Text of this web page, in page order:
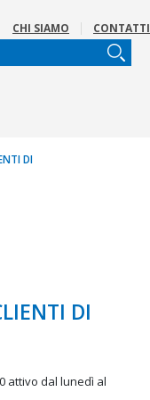
CHI SIAMO CONTATTI
DI
DI
attivo dal lunedì al